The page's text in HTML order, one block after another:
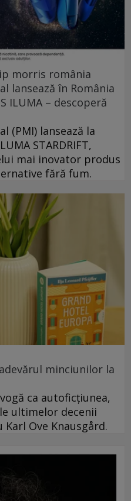
morris românia
lansează în România
ILUMA – descoperă
(PMI) lansează la
STARDRIFT,
mai inovator produs
fără fum.
minciunilor la
ca autoficțiunea,
ultimelor decenii
Karl Ove Knausgård.